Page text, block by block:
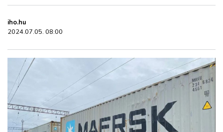
REPÜLÉS
KÖZLEKEDÉSFEJLESZTÉS
ELLÁTÁSI LÁNC
ZÖLDÚT
HAJÓZÁS
iho.hu
2024.07.05. 08:00